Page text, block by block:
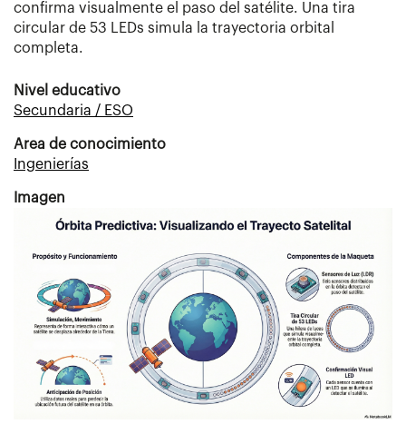
confirma visualmente el paso del satélite. Una tira
circular de 53 LEDs simula la trayectoria orbital
completa.
Nivel educativo
Secundaria / ESO
Area de conocimiento
Ingenierías
Imagen